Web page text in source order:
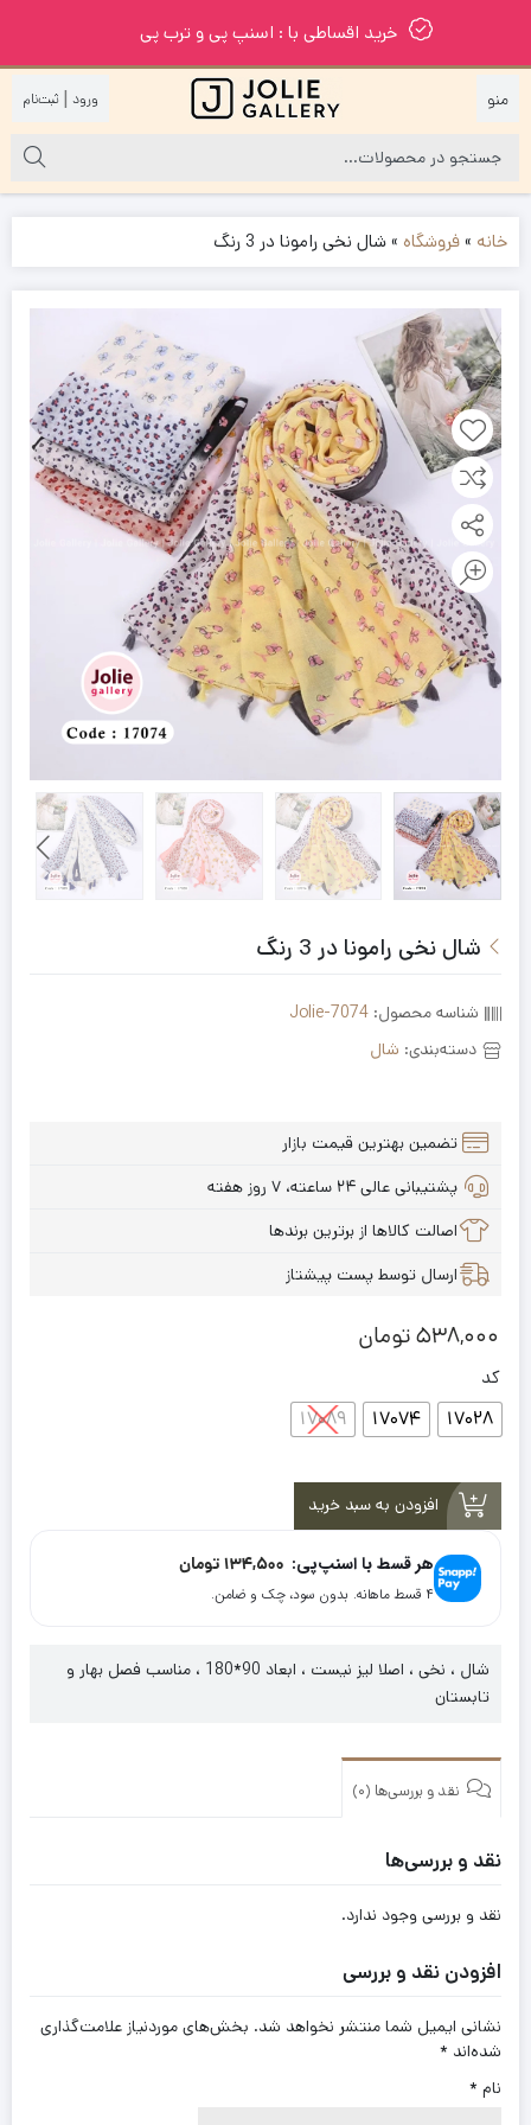
خرید اقساطی با : اسنپ پی و ترب پی
|
خانه »فروشگاه »شال نخی رامونا در 3 رنگ
شال نخی رامونا در 3 رنگ
شناسه محصول: Jolie-7074
دسته‌بندی: شال
تضمین بهترین قیمت بازار
پشتیبانی عالی ۲۴ ساعته، ۷ روز هفته
اصالت کالاها از برترین برندها
ارسال توسط پست پیشتاز
538,000تومان
کد
17028
17074
17089
افزودن به سبد خرید
هر قسط با اسنپ‌پی: 134,500 تومان
۴ قسط ماهانه. بدون سود، چک و ضامن.
شال ، نخی ، اصلا لیز نیست ، ابعاد 90*180 ، مناسب فصل بهار و
تابستان
نقد و بررسی‌ها (0)
نقد و بررسی‌ها
نقد و بررسی وجود ندارد.
افزودن نقد و بررسی
نشانی ایمیل شما منتشر نخواهد شد. بخش‌های موردنیاز علامت‌گذاری
شده‌اند *
نام *